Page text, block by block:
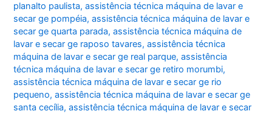
planalto paulista,assistência técnica máquina de lavar e
secar ge pompéia,assistência técnica máquina de lavar e
secar ge quarta parada,assistência técnica máquina de
lavar e secar ge raposo tavares,assistência técnica
máquina de lavar e secar ge real parque,assistência
técnica máquina de lavar e secar ge retiro morumbi,
assistência técnica máquina de lavar e secar ge rio
pequeno,assistência técnica máquina de lavar e secar ge
santa cecília,assistência técnica máquina de lavar e secar